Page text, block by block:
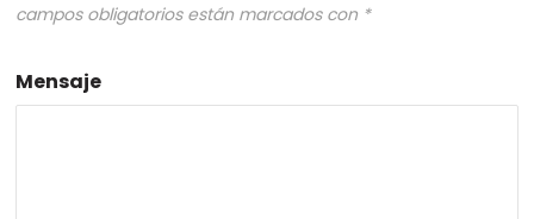
campos obligatorios están marcados con *
Mensaje